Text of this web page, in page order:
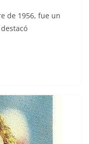
de 1956, fue un